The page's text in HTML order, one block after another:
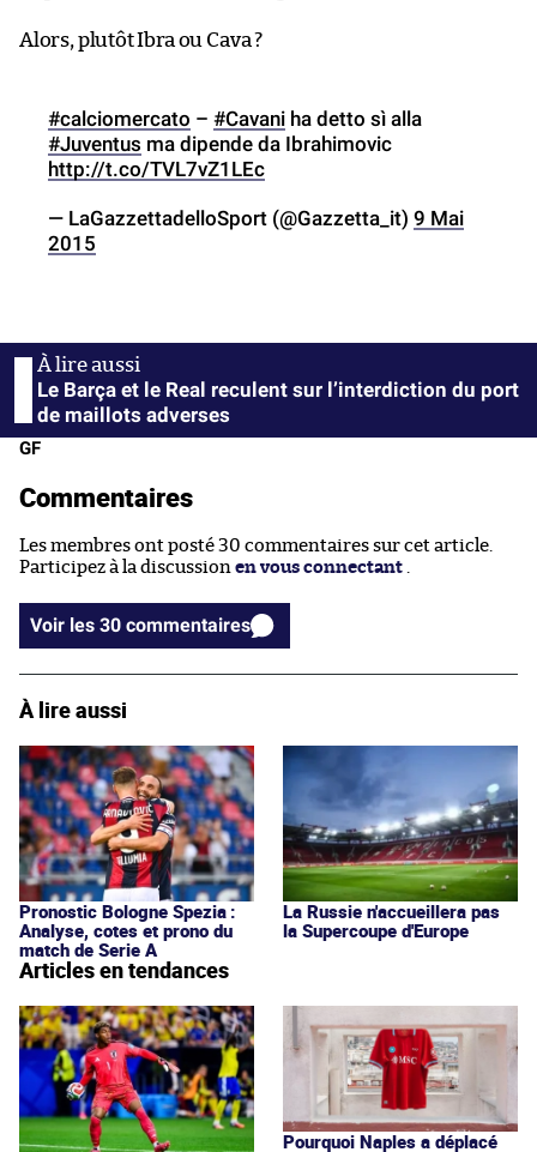
Alors, plutôt Ibra ou Cava ?
#calciomercato – #Cavani ha detto sì alla
#Juventus ma dipende da Ibrahimovic
http://t.co/TVL7vZ1LEc
— LaGazzettadelloSport (@Gazzetta_it) 9 Mai
2015
Le Barça et le Real reculent sur l’interdiction du port
de maillots adverses
GF
Commentaires
Les membres ont posté 30 commentaires sur cet article.
Participez à la discussion en vous connectant
Voir les 30 commentaires
À lire aussi
Pronostic Bologne Spezia :
Analyse, cotes et prono du
match de Serie A
La Russie n'accueillera pas
la Supercoupe d'Europe
Articles en tendances
Pourquoi Naples a déplacé